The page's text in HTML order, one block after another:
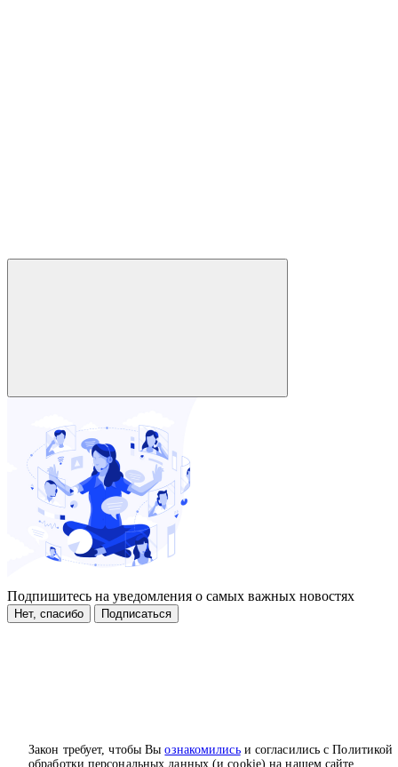
Закон требует, чтобы Выознакомилисьи согласились с Политикой
обработки персональных данных (и cookie) на нашем сайте.
Подпишитесь на уведомления о самых важных новостях
Нет, спасибо Подписаться